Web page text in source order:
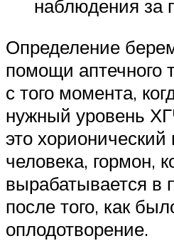
наблюдения за
Определение
помощи аптечного
с того момента,
нужный уровень
это хорионический
человека, гормон,
вырабатывается в
после того, как
оплодотворение.